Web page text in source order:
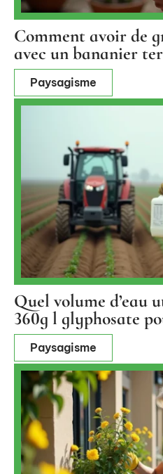
Comment avoir de
avec un bananier
Paysagisme
Quel volume d’eau
360g l glyphosate
Paysagisme